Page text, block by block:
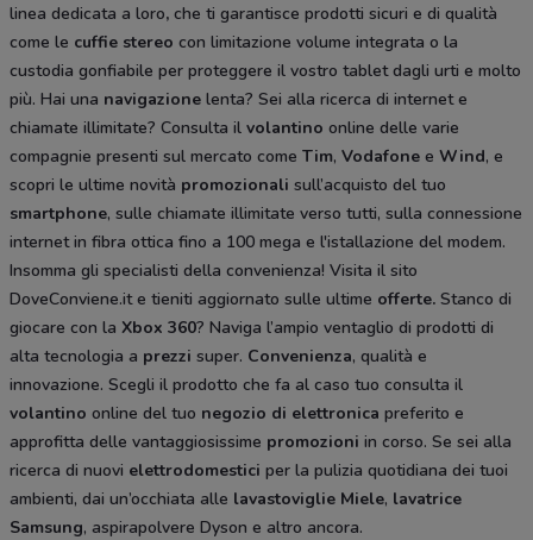
linea dedicata a loro, che ti garantisce prodotti sicuri e di qualità
come le cuffie stereo con limitazione volume integrata o la
custodia gonfiabile per proteggere il vostro tablet dagli urti e molto
più. Hai una navigazione lenta? Sei alla ricerca di internet e
chiamate illimitate? Consulta il volantino online delle varie
compagnie presenti sul mercato come Tim, Vodafone e Wind, e
scopri le ultime novità promozionali sull’acquisto del tuo
smartphone, sulle chiamate illimitate verso tutti, sulla connessione
internet in fibra ottica fino a 100 mega e l'istallazione del modem.
Insomma gli specialisti della convenienza! Visita il sito
DoveConviene.it e tieniti aggiornato sulle ultime offerte. Stanco di
giocare con la Xbox 360? Naviga l’ampio ventaglio di prodotti di
alta tecnologia a prezzi super. Convenienza, qualità e
innovazione. Scegli il prodotto che fa al caso tuo consulta il
volantino online del tuo negozio di elettronica preferito e
approfitta delle vantaggiosissime promozioni in corso. Se sei alla
ricerca di nuovi elettrodomestici per la pulizia quotidiana dei tuoi
ambienti, dai un’occhiata alle lavastoviglie Miele, lavatrice
Samsung, aspirapolvere Dyson e altro ancora.